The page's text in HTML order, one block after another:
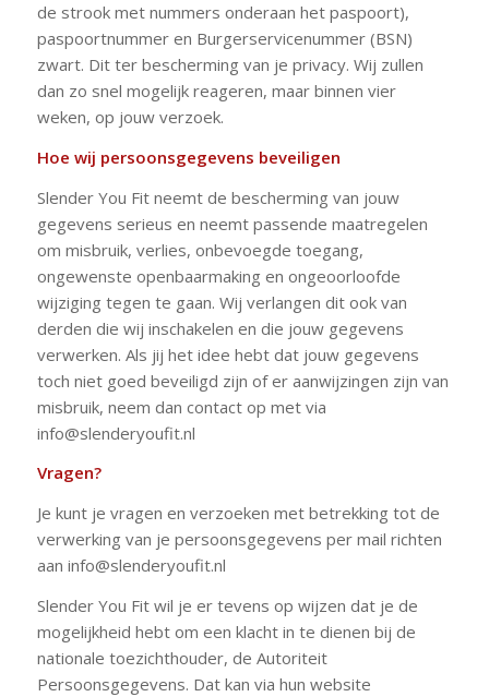
de strook met nummers onderaan het paspoort),
paspoortnummer en Burgerservicenummer (BSN)
zwart. Dit ter bescherming van je privacy. Wij zullen
dan zo snel mogelijk reageren, maar binnen vier
weken, op jouw verzoek.
Hoe wij persoonsgegevens beveiligen
Slender You Fit neemt de bescherming van jouw
gegevens serieus en neemt passende maatregelen
om misbruik, verlies, onbevoegde toegang,
ongewenste openbaarmaking en ongeoorloofde
wijziging tegen te gaan. Wij verlangen dit ook van
derden die wij inschakelen en die jouw gegevens
verwerken. Als jij het idee hebt dat jouw gegevens
toch niet goed beveiligd zijn of er aanwijzingen zijn van
misbruik, neem dan contact op met via
info@slenderyoufit.nl
Vragen?
Je kunt je vragen en verzoeken met betrekking tot de
verwerking van je persoonsgegevens per mail richten
aan info@slenderyoufit.nl
Slender You Fit wil je er tevens op wijzen dat je de
mogelijkheid hebt om een klacht in te dienen bij de
nationale toezichthouder, de Autoriteit
Persoonsgegevens. Dat kan via hun website